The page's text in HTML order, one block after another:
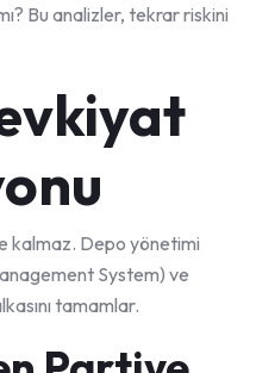
Bu analizler, tekrar riskini
kalmaz. Depo yönetimi
System) ve
tamamlar.